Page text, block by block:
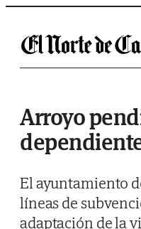
Saltar al contenido
Arroyo
El ayuntamiento
líneas de
adaptación de la